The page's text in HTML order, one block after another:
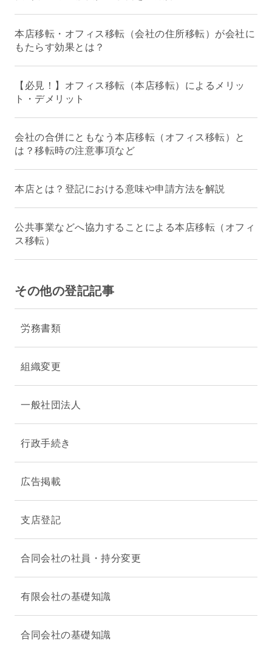
本店移転・オフィス移転（会社の住所移転）が会社に
もたらす効果とは？
【必見！】オフィス移転（本店移転）によるメリッ
ト・デメリット
会社の合併にともなう本店移転（オフィス移転）と
は？移転時の注意事項など
本店とは？登記における意味や申請方法を解説
公共事業などへ協力することによる本店移転（オフィ
ス移転）
その他の登記記事
労務書類
組織変更
一般社団法人
行政手続き
広告掲載
支店登記
合同会社の社員・持分変更
有限会社の基礎知識
合同会社の基礎知識